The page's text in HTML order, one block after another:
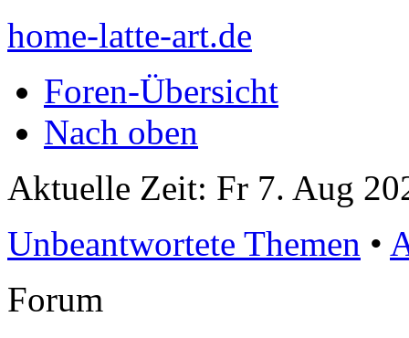
home-latte-art.de
Foren-Übersicht
Nach oben
Aktuelle Zeit: Fr 7. Aug
Unbeantwortete Themen •
Forum